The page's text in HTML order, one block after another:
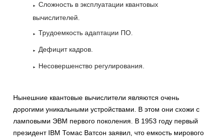
Сложность в эксплуатации квантовых
вычислителей.
Трудоемкость адаптации ПО.
Дефицит кадров.
Несовершенство регулирования.
Нынешние квантовые вычислители являются очень
дорогими уникальными устройствами. В этом они схожи с
ламповыми ЭВМ первого поколения. В 1953 году первый
президент IBM Томас Ватсон заявил, что емкость мирового